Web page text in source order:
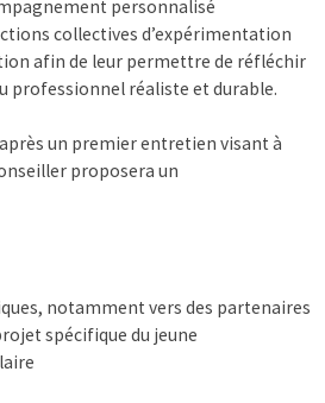
personnalisé
collectives d’expérimentation
afin de leur permettre de réfléchir
professionnel réaliste et durable.
un premier entretien visant à
proposera un
notamment vers des partenaires
spécifique du jeune